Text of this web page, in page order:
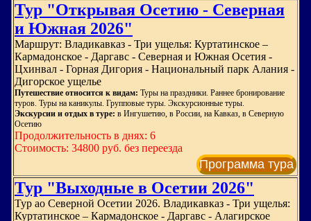
Тур "Открывая Осетию - Северная
и Южная 2026"
Маршрут: Владикавказ - Три ущелья: Куртатинское –
Кармадонское - Даргавс - Северная и Южная Осетия -
Цхинвал - Горная Дигория - Национальный парк Алания -
Дигорское ущелье
Путешествие относится к видам: Туры на праздники. Раннее бронирование
туров. Туры на каникулы. Групповые туры. Экскурсионные туры.
Экскурсии и отдых в туре: в Ингушетию, в России, на Кавказ, в Северную
Осетию
Продолжительность в днях: 6
Стоимость: 34800 руб. без переезда
Программа тура
Тур "Выходные в Осетии 2026"
Тур ао Северной Осетии 2026. Владикавказ - Три ущелья:
Куртатинское – Кармадонское - Даргавс - Алагирское